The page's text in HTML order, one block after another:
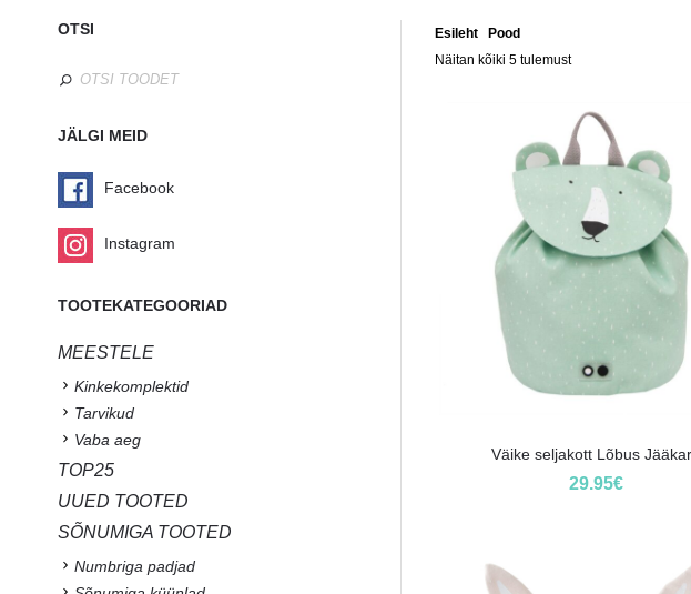
Esileht /Pood
Näitan kõiki 5 tulemust
Väike seljakott Lõbus
29.95€
OTSI
JÄLGI MEID
Facebook
Instagram
TOOTEKATEGOORIAD
MEESTELE
Kinkekomplektid
Tarvikud
Vaba aeg
TOP25
UUED TOOTED
SÕNUMIGA TOOTED
Numbriga padjad